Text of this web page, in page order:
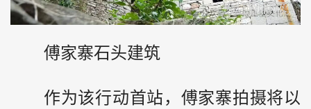
傅家寨石头建筑
作为该行动首站，傅家寨拍摄将以